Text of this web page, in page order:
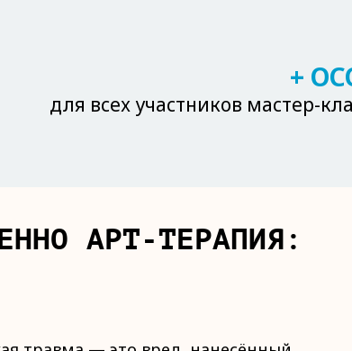
+
для всех участников мастер-
АРТ-ТЕРАПИЯ: